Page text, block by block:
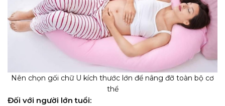
Nên chọn gối chữ U kích thước lớn để nâng đỡ toàn bộ cơ
thể
Đối với người lớn tuổi: